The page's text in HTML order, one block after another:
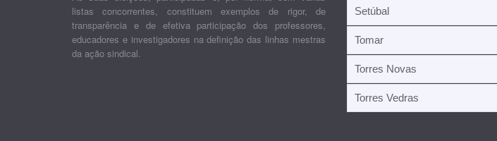
listas concorrentes, constituem exemplos de rigor, de
transparência e de efetiva participação dos professores,
educadores e investigadores na definição das linhas mestras
da ação sindical.
Setúbal
Tomar
Torres Novas
Torres Vedras